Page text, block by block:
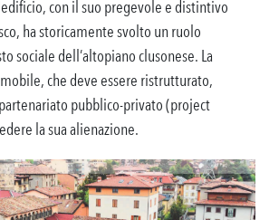
con il suo pregevole e distintivo
ha storicamente svolto un ruolo
sociale dell’altopiano clusonese. La
che deve essere ristrutturato,
pubblico-privato (project
la sua alienazione.